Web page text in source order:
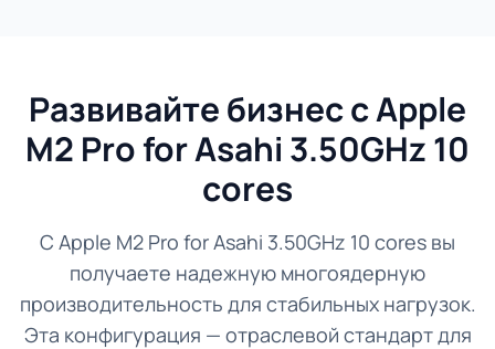
Развивайте бизнес с Apple
M2 Pro for Asahi 3.50GHz 10
cores
С Apple M2 Pro for Asahi 3.50GHz 10 cores вы
получаете надежную многоядерную
производительность для стабильных нагрузок.
Эта конфигурация — отраслевой стандарт для